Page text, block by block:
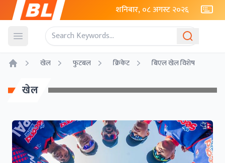
शनिबार, ०८ अगस्ट २०२६
Open menu
खेल फुटबल क्रिकेट बिएल खेल विशेष
खेल